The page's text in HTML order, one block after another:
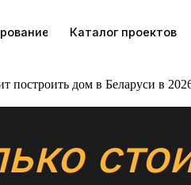
Каталог проектов
построить дом в Беларуси в